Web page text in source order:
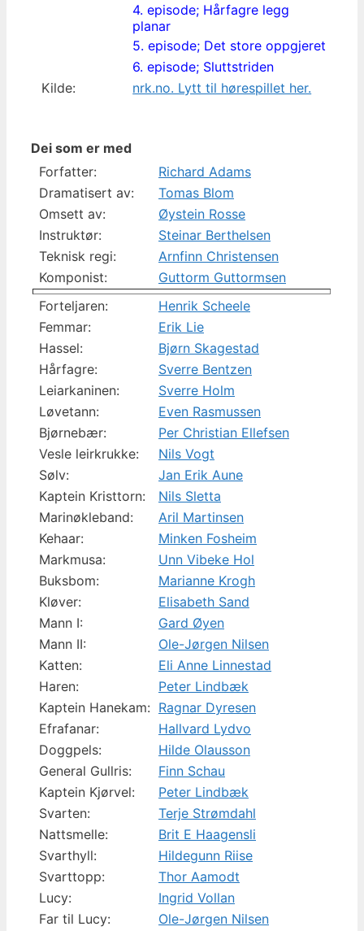
4. episode; Hårfagre legg
planar
5. episode; Det store oppgjeret
6. episode; Sluttstriden
Kilde:
nrk.no. Lytt til hørespillet her.
Dei som er med
Forfatter:
Richard Adams
Dramatisert av:
Tomas Blom
Omsett av:
Øystein Rosse
Instruktør:
Steinar Berthelsen
Teknisk regi:
Arnfinn Christensen
Komponist:
Guttorm Guttormsen
Forteljaren:
Henrik Scheele
Femmar:
Erik Lie
Hassel:
Bjørn Skagestad
Hårfagre:
Sverre Bentzen
Leiarkaninen:
Sverre Holm
Løvetann:
Even Rasmussen
Bjørnebær:
Per Christian Ellefsen
Vesle leirkrukke:
Nils Vogt
Sølv:
Jan Erik Aune
Kaptein Kristtorn:
Nils Sletta
Marinøkleband:
Aril Martinsen
Kehaar:
Minken Fosheim
Markmusa:
Unn Vibeke Hol
Buksbom:
Marianne Krogh
Kløver:
Elisabeth Sand
Mann I:
Gard Øyen
Mann II:
Ole-Jørgen Nilsen
Katten:
Eli Anne Linnestad
Haren:
Peter Lindbæk
Kaptein Hanekam: Ragnar Dyresen
Efrafanar:
Hallvard Lydvo
Doggpels:
Hilde Olausson
General Gullris:
Finn Schau
Kaptein Kjørvel:
Peter Lindbæk
Svarten:
Terje Strømdahl
Nattsmelle:
Brit E Haagensli
Svarthyll:
Hildegunn Riise
Svarttopp:
Thor Aamodt
Lucy:
Ingrid Vollan
Far til Lucy:
Ole-Jørgen Nilsen